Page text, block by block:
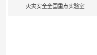
火灾安全全国重点实验室